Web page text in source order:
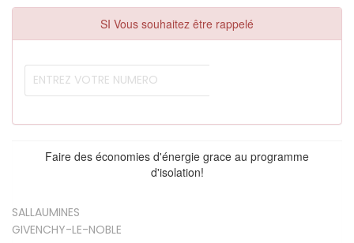
SI Vous souhaitez être rappelé
Faire des économies d'énergie grace au programme
d'isolation!
SALLAUMINES
GIVENCHY-LE-NOBLE